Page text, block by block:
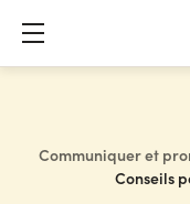
Communiquer et